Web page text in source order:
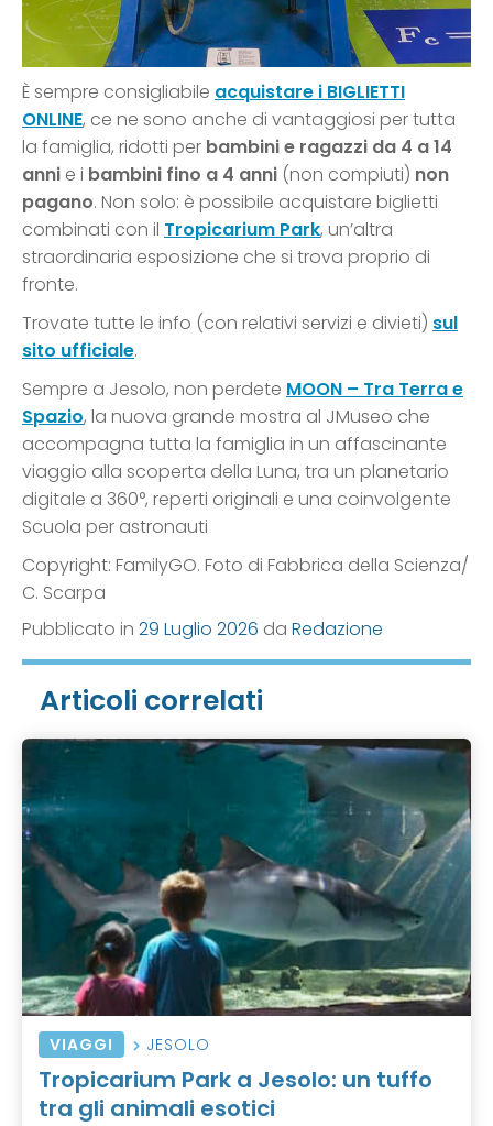
È sempre consigliabile acquistare i BIGLIETTI
ONLINE, ce ne sono anche di vantaggiosi per tutta
la famiglia, ridotti per bambini e ragazzi da 4 a 14
anni e i bambini fino a 4 anni (non compiuti) non
pagano. Non solo: è possibile acquistare biglietti
combinati con il Tropicarium Park, un’altra
straordinaria esposizione che si trova proprio di
fronte.
Trovate tutte le info (con relativi servizi e divieti) sul
sito ufficiale.
Sempre a Jesolo, non perdete MOON – Tra Terra e
Spazio, la nuova grande mostra al JMuseo che
accompagna tutta la famiglia in un affascinante
viaggio alla scoperta della Luna, tra un planetario
digitale a 360°, reperti originali e una coinvolgente
Scuola per astronauti
Copyright: FamilyGO. Foto di Fabbrica della Scienza/
C. Scarpa
Pubblicato in 29 Luglio 2026 da Redazione
Articoli correlati
VIAGGI JESOLO
Tropicarium Park a Jesolo: un tuffo
tra gli animali esotici